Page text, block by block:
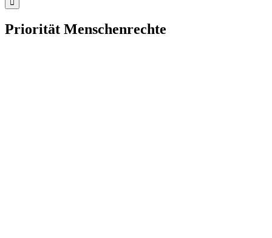
Priorität Menschenrechte